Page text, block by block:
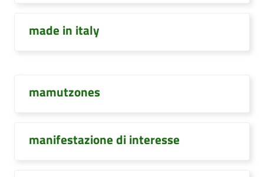
made in italy
mamutzones
manifestazione di interesse